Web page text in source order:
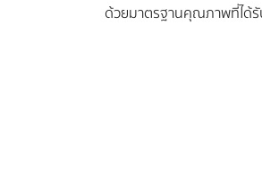
ด้วยมาตรฐานคุณภาพที่ได้รั